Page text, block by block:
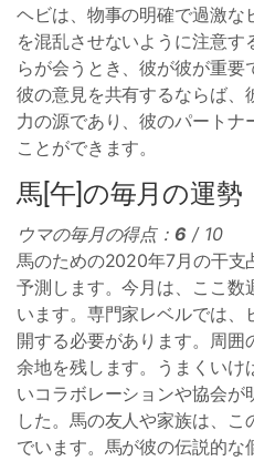
ヘビは、物事の明確で過激な
を混乱させないように注意
らが会うとき、彼が彼が重要
彼の意見を共有するならば、
力の源であり、彼のパートナ
ことができます。
馬[午]の毎月の運勢
ウマの毎月の得点： 6 / 10
馬のための2020年7月の干支
予測します。今月は、ここ数
います。専門家レベルでは
開する必要があります。周
余地を残します。うまくいけ
いコラボレーションや協会が
した。馬の友人や家族は、
でいます。馬が彼の伝説的な